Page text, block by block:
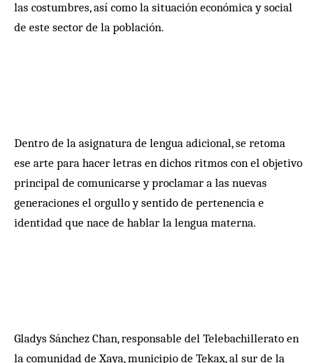
las costumbres, así como la situación económica y social
de este sector de la población.
Dentro de la asignatura de lengua adicional, se retoma
ese arte para hacer letras en dichos ritmos con el objetivo
principal de comunicarse y proclamar a las nuevas
generaciones el orgullo y sentido de pertenencia e
identidad que nace de hablar la lengua materna.
Gladys Sánchez Chan, responsable del Telebachillerato en
la comunidad de Xaya, municipio de Tekax, al sur de la